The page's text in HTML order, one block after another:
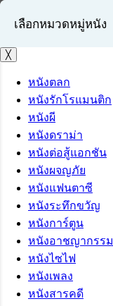
เข้าสู่ระบบ
สมัครสมาชิก
เลือกหมวดหมู่หนัง
╳
หนังตลก
หนังรักโรแมนติก
หนังผี
หนังดราม่า
หนังต่อสู้แอกชัน
หนังผจญภัย
หนังแฟนตาซี
หนังระทึกขวัญ
หนังการ์ตูน
หนังอาชญากรรม
หนังไซไฟ
หนังเพลง
หนังสารคดี